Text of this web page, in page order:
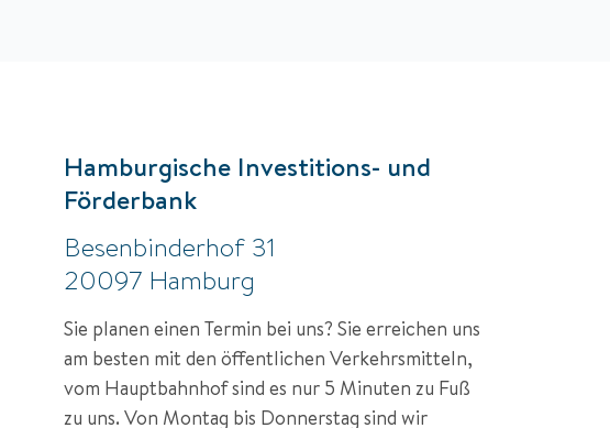
Hamburgische Investitions- und
Förderbank
Besenbinderhof 31
20097 Hamburg
Sie planen einen Termin bei uns? Sie erreichen uns
am besten mit den öffentlichen Verkehrsmitteln,
vom Hauptbahnhof sind es nur 5 Minuten zu Fuß
zu uns. Von Montag bis Donnerstag sind wir